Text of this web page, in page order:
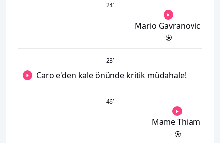
24’
Mario Gavranovic
28’
Carole'den kale önünde kritik müdahale!
46’
Mame Thiam